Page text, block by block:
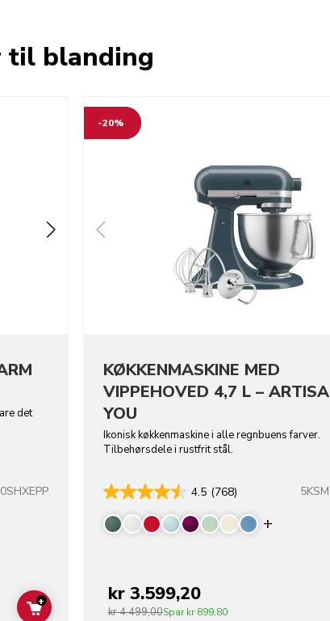
til blanding
det
ADD TO CART
+
-20%
KØKKENMASKINE MED
VIPPEHOVED 4,7 L –
YOU
Ikonisk køkkenmaskine i alle regnbuens farver.
Tilbehørsdele i rustfrit stål.
4.5 (768)
Display
kr 3.599,20
kr 4.499,00Spar kr 899,80